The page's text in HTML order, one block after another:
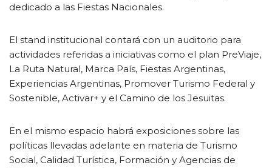
dedicado a las Fiestas Nacionales.
El stand institucional contará con un auditorio para
actividades referidas a iniciativas como el plan PreViaje,
La Ruta Natural, Marca País, Fiestas Argentinas,
Experiencias Argentinas, Promover Turismo Federal y
Sostenible, Activar+ y el Camino de los Jesuitas.
En el mismo espacio habrá exposiciones sobre las
políticas llevadas adelante en materia de Turismo
Social, Calidad Turística, Formación y Agencias de